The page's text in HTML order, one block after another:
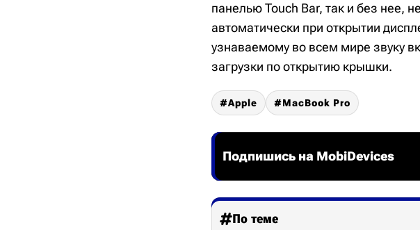
панелью Touch Bar, так и без нее,
автоматически при открытии
узнаваемому во всем мире звуку
загрузки по открытию крышки.
Apple MacBook Pro
Подпишись на MobiDevices
По теме